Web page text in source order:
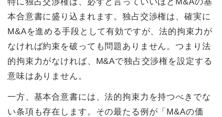
本合意書に盛り込まれます。独占交渉権は、確実に
M&Aを進める手段として有効ですが、法的拘束力が
なければ約束を破っても問題ありません。つまり法
的拘束力がなければ、M&Aで独占交渉権を設定する
意味はありません。
一方、基本合意書には、法的拘束力を持つべきでな
い条項も存在します。その最たる例が「M&Aの価